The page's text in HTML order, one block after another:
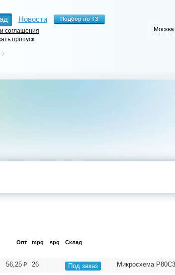
Новости
соглашения
пропуск
Москва
Опт mpq spq Склад
56,25 ⃏ 26 Под заказ Микросхема